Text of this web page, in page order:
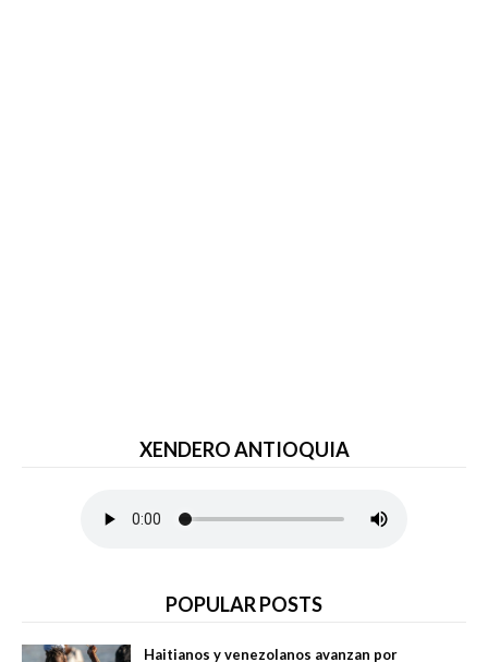
XENDERO ANTIOQUIA
POPULAR POSTS
Haitianos y venezolanos avanzan por